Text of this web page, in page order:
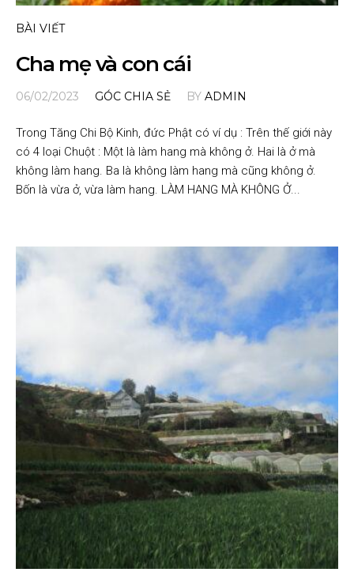
BÀI VIẾT
Cha mẹ và con cái
06/02/2023 GÓC CHIA SẺ BY ADMIN
Trong Tăng Chi Bộ Kinh, đức Phật có ví dụ : Trên thế giới này
có 4 loại Chuột : Một là làm hang mà không ở. Hai là ở mà
không làm hang. Ba là không làm hang mà cũng không ở.
Bốn là vừa ở, vừa làm hang. LÀM HANG MÀ KHÔNG Ở...